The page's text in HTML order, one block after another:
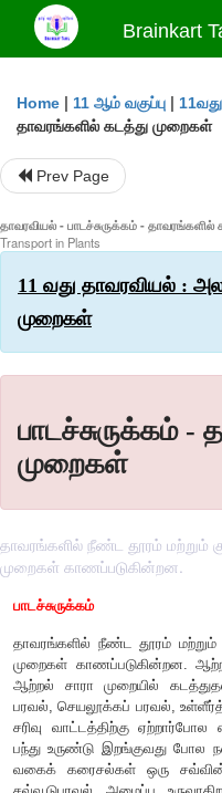
Brainkart
Home | 11 ஆம் வகுப்பு |
தாவரங்களில் கடத்து முறைகள்
Prev Page
தாவரவியல் - பாடச்சுருக்கம் -
Transport in Plants
11 வது தாவரவியல் :
முறைகள்
பாடச்சுருக்கம் -
முறைகள்
தாவரங்களில் நீண்ட தூரம் மற்றும்
முறைகள் காணப்படுகின்றன.
பாடச்சுருக்கம்